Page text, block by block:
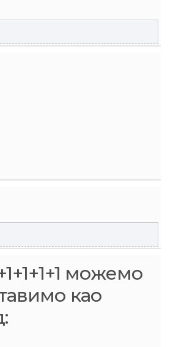
можемо
као